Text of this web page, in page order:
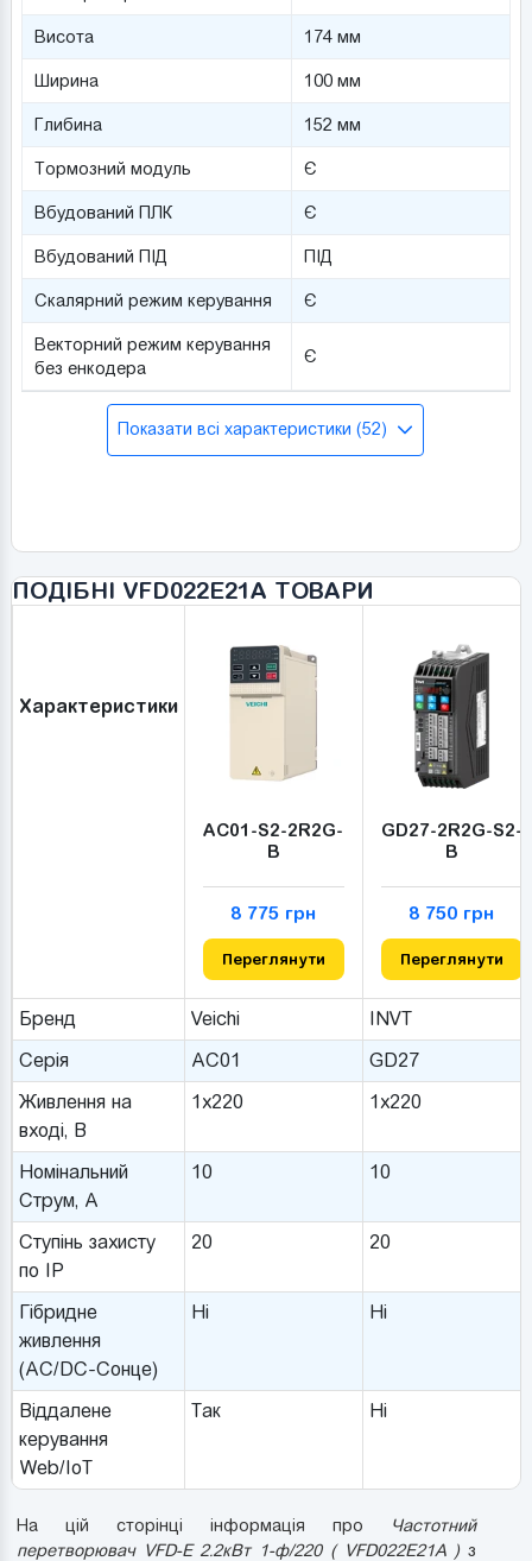
Висота 174 мм
Ширина 100 мм
Глибина 152 мм
Тормозний модуль Є
Вбудований ПЛК Є
Вбудований ПІД ПІД
Скалярний режим керування Є
Векторний режим керування
без енкодера
Є
Показати всі характеристики (52)
ПОДІБНІ VFD022E21A ТОВАРИ
Характеристики
AC01-S2-2R2G-
B
8 775 грн
Переглянути
GD27-2R2G-S2-
B
8 750 грн
Переглянути
Бренд Veichi
INVT
Серія
AC01
GD27
Живлення на
вході, В
1x220 1x220
Номінальний
Струм, A
10 10
Ступінь захисту
по IP
20 20
Гібридне
живлення
(AC/DC-Сонце)
Ні Ні
Віддалене
керування
Web/IoT
Так Ні
На цій сторінці інформація про
Частотний
перетворювач VFD-E 2.2кВт 1-ф/220 ( VFD022E21A ) з